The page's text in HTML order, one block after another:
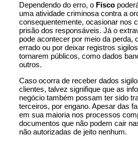
Dependendo do erro, o Fisco
uma atividade criminosa contra a
consequentemente, ocasionar nos
prisão dos responsáveis. Já o
pode acontecer por meio da perda,
errado ou por deixar registros
tornarem públicos, como dados
outros.
Caso ocorra de receber dados
clientes, talvez signifique que as
negócio também possam ter sido
terceiros, por engano. Apesar das
em sua maioria nos processos
documentos que não podem cair
não autorizadas de jeito nenhum.